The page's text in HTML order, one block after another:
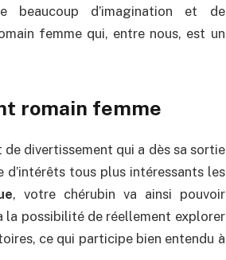
beaucoup d’imagination et de
femme qui, entre nous, est un
romain femme
divertissement qui a dès sa sortie
tous plus intéressants les
, votre chérubin va ainsi pouvoir
la possibilité de réellement explorer
ce qui participe bien entendu à